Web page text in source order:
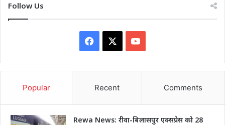
Follow Us
Facebook YouTube
Popular Recent Comments
Rewa News: रीवा-बिलासपुर एक्सप्रेस को 28